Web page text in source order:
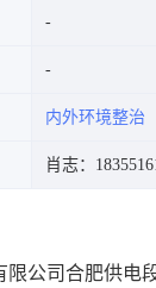
内外环境整治
肖志：
限公司合肥供电